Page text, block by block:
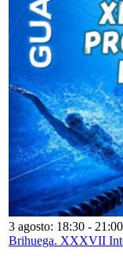
3 agosto: 18:30 - 21:00
Brihuega. XXXVII